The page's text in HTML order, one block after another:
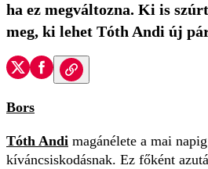
ha ez megváltozna. Ki is
meg, ki lehet Tóth Andi új
Bors
Tóth Andi magánélete a mai
kíváncsiskodásnak. Ez főként